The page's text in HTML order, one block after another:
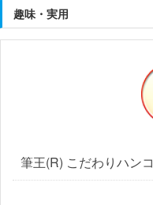
趣味・実用
筆王(R) こだわりハンコ